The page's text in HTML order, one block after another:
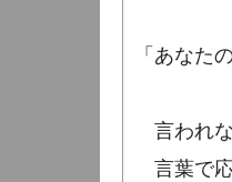
「あなた
言われな
言葉で